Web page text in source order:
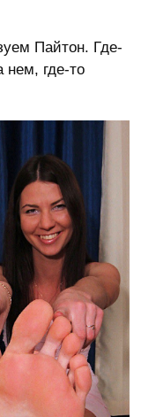
Пайтон. Где-
нем, где-то